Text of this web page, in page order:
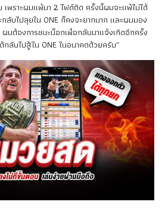
พราะผมแพ้มา 2 ไฟต์ติด ครั้งนี้ผมจะแพ้ไม่ได้
ลับไปลุยใน ONE ก็คงจะยากมาก และผมมอง
มต้องการชนะน็อกเพื่อกลับมาแจ้งเกิดอีกครั้ง
กลับไปสู้ใน ONE ในอนาคตด้วยครับ”